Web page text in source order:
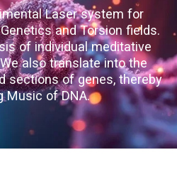
Laser system for
and Torsion fields.
of individual meditative
also translate into the
sections of genes, thereby
Music of DNA.